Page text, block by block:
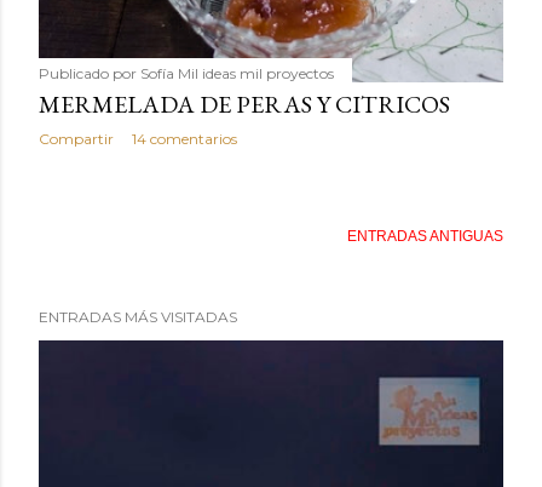
Publicado por Sofía Mil ideas mil proyectos
MERMELADA DE PERAS Y CITRICOS
Compartir 14 comentarios
ENTRADAS ANTIGUAS
ENTRADAS MÁS VISITADAS